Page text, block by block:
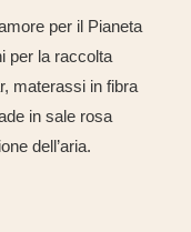
per il Pianeta
per la raccolta
materassi in fibra
in sale rosa
dell’aria.